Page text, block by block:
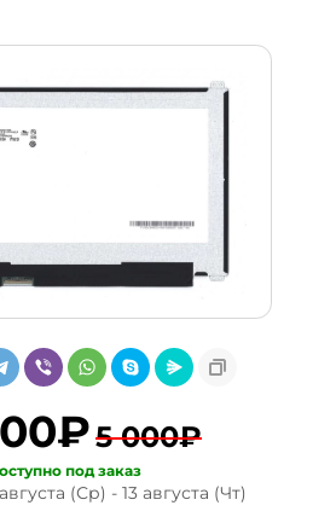
5 000₽
под заказ
(Ср) - 13 августа (Чт)